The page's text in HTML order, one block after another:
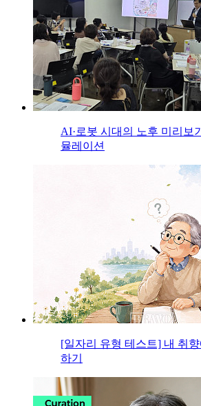
AI·로봇 시대의 노후 미리보
뮬레이션
[일자리 유형 테스트] 내 취
하기